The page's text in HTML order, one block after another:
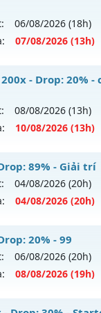
chủĐộc Quyền
06/08/2026 (18h)
07/08/2026 (13h)
Hồi sinh⚔️
chủCỤM 3.5vào
- Drop: 20% -
08/08/2026 (13h)
10/08/2026 (13h)
Mốc Nạp Giá Trị
chủMA VƯƠNG
89% - Giải trí
04/08/2026 (20h)
04/08/2026 (20h)
chủThuốc Lào
20% - 99
06/08/2026 (20h)
08/08/2026 (19h)